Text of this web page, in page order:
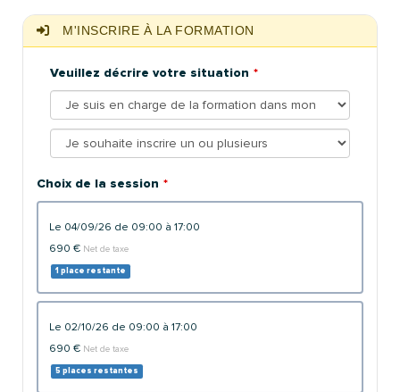
M'INSCRIRE À LA FORMATION
Veuillez décrire votre situation
Choix de la session
le 04/09/26 de 09:00 à 17:00
690 € Net de taxe
1 place restante
le 02/10/26 de 09:00 à 17:00
690 € Net de taxe
5 places restantes